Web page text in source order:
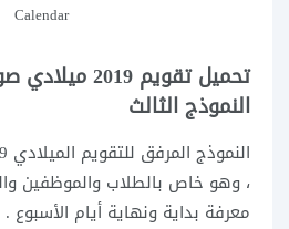
Calendar
تحميل تقويم
النموذج الثالث
النموذج المرفق للتقويم الميلادي 2019
، وهو خاص بالطلاب والموظفين
معرفة بداية ونهاية أيام الأسبوع .